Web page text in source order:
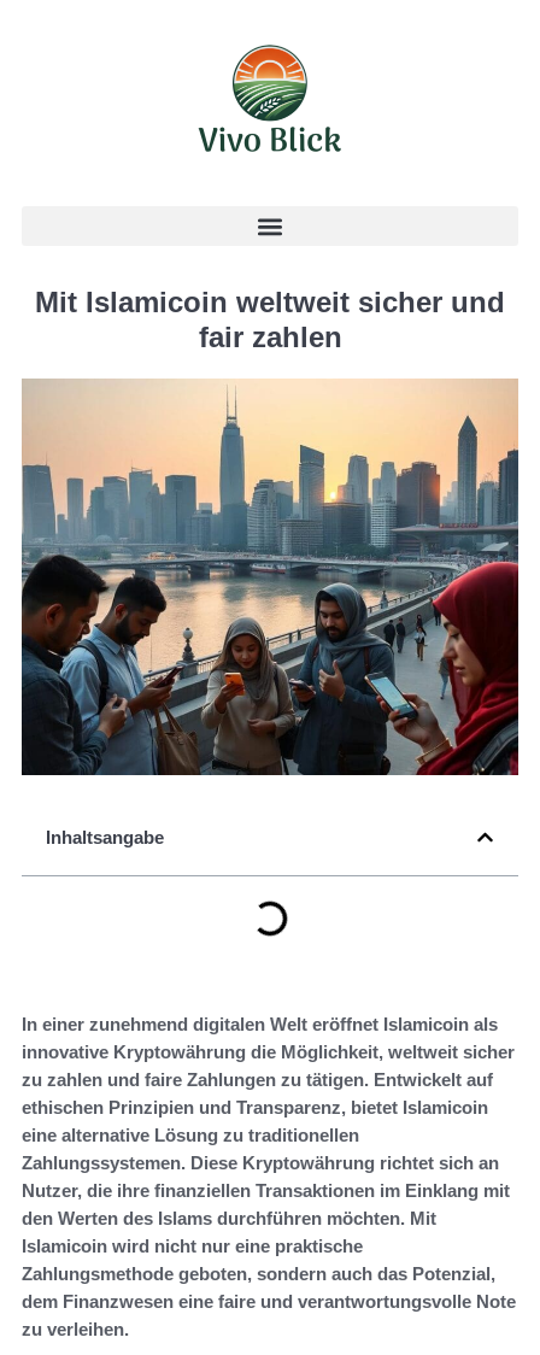
Mit Islamicoin weltweit sicher und
fair zahlen
Inhaltsangabe
In einer zunehmend digitalen Welt eröffnet Islamicoin als
innovative Kryptowährung die Möglichkeit, weltweit sicher
zu zahlen und faire Zahlungen zu tätigen. Entwickelt auf
ethischen Prinzipien und Transparenz, bietet Islamicoin
eine alternative Lösung zu traditionellen
Zahlungssystemen. Diese Kryptowährung richtet sich an
Nutzer, die ihre finanziellen Transaktionen im Einklang mit
den Werten des Islams durchführen möchten. Mit
Islamicoin wird nicht nur eine praktische
Zahlungsmethode geboten, sondern auch das Potenzial,
dem Finanzwesen eine faire und verantwortungsvolle Note
zu verleihen.